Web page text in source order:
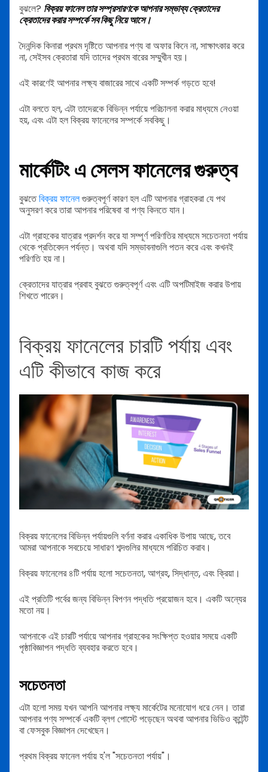
বুঝলে? বিক্রয় ফানেল তার সম্প্রসারণকে আপনার সম্ভাব্য ক্রেতাদের
ক্রেতাদের করার সম্পর্কে সব কিছু নিয়ে আসে।
দৈনন্দিক কিনারা প্রথম দৃষ্টিতে আপনার পণ্য বা অফার কিনে না, সাক্ষাৎকার করে
না, সেইসব ক্রেতারা যদি তাদের প্রথম বারের সম্মুখীন হয়।
এই কারণেই আপনার লক্ষ্য বাজারের সাথে একটি সম্পর্ক গড়তে হবে!
এটা বলতে হল, এটা তাদেরকে বিভিন্ন পর্যায়ে পরিচালনা করার মাধ্যমে নেওয়া
হয়, এবং এটা হল বিক্রয় ফানেলের সম্পর্কে সবকিছু।
মার্কেটিং এ সেলস ফানেলের গুরুত্ব
বুঝতেবিক্রয় ফানেলগুরুত্বপূর্ণ কারণ হল এটি আপনার গ্রাহকরা যে পথ
অনুসরণ করে তারা আপনার পরিষেবা বা পণ্য কিনতে যান।
এটা গ্রাহকের যাত্রার প্রদর্শন করে যা সম্পূর্ণ পরিণতির মাধ্যমে সচেতনতা পর্যায়
থেকে প্রতিবেদন পর্যন্ত। অথবা যদি সম্ভাবনাগুলি পতন করে এবং কখনই
পরিণতি হয় না।
ক্রেতাদের যাত্রার প্রবাহ বুঝতে গুরুত্বপূর্ণ এবং এটি অপটিমাইজ করার উপায়
শিখতে পারেন।
বিক্রয় ফানেলের চারটি পর্যায় এবং
এটি কীভাবে কাজ করে
বিক্রয় ফানেলের বিভিন্ন পর্যায়গুলি বর্ণনা করার একাধিক উপায় আছে, তবে
আমরা আপনাকে সবচেয়ে সাধারণ শব্দগুলির মাধ্যমে পরিচিত করাব।
বিক্রয় ফানেলের ৪টি পর্যায় হলো সচেতনতা, আগ্রহ, সিদ্ধান্ত, এবং ক্রিয়া।
এই প্রতিটি পর্বের জন্য বিভিন্ন বিপণন পদ্ধতি প্রয়োজন হবে। একটি অন্যের
মতো নয়।
আপনাকে এই চারটি পর্যায়ে আপনার গ্রাহকের সংক্ষিপ্ত হওয়ার সময়ে একটি
পৃষ্ঠাবিজ্ঞাপন পদ্ধতি ব্যবহার করতে হবে।
সচেতনতা
এটা হলো সময় যখন আপনি আপনার লক্ষ্য মার্কেটের মনোযোগ ধরে নেন। তারা
আপনার পণ্য সম্পর্কে একটি ব্লগ পোস্টে পড়েছেন অথবা আপনার ভিডিও কন্টেন্ট
বা ফেসবুক বিজ্ঞাপন দেখেছেন।
প্রথম বিক্রয় ফানেল পর্যায় হ'ল "সচেতনতা পর্যায়"।